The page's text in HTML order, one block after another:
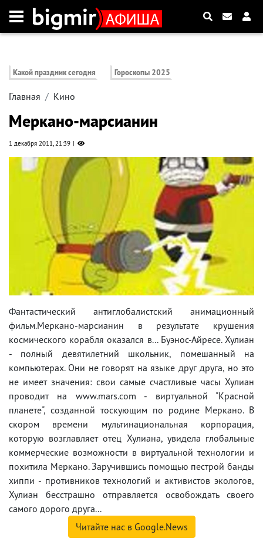
Какой праздник сегодня Гороскопы 2025
Главная Кино
Меркано-марсианин
1 декабря 2011, 21:39
Фантастический антиглобалистский анимационный
фильм.Меркано-марсианин в результате крушения
космического корабля оказался в... Буэнос-Айресе. Хулиан
- полный девятилетний школьник, помешанный на
компьютерах. Они не говорят на языке друг друга, но это
не имеет значения: свои самые счастливые часы Хулиан
проводит на www.mars.com - виртуальной "Красной
планете", созданной тоскующим по родине Меркано. В
скором времени мультинациональная корпорация,
которую возглавляет отец Хулиана, увидела глобальные
коммерческие возможности в виртуальной технологии и
похитила Меркано. Заручившись помощью пестрой банды
хиппи - противников технологий и активистов экологов,
Хулиан бесстрашно отправляется освобождать своего
самого дорого друга...
Читайте нас в Google.News